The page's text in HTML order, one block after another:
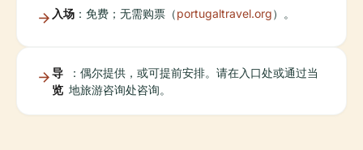
入场 ：免费；无需购票（portugaltravel.org）。
导
览
：偶尔提供，或可提前安排。请在入口处或通过当
地旅游咨询处咨询。